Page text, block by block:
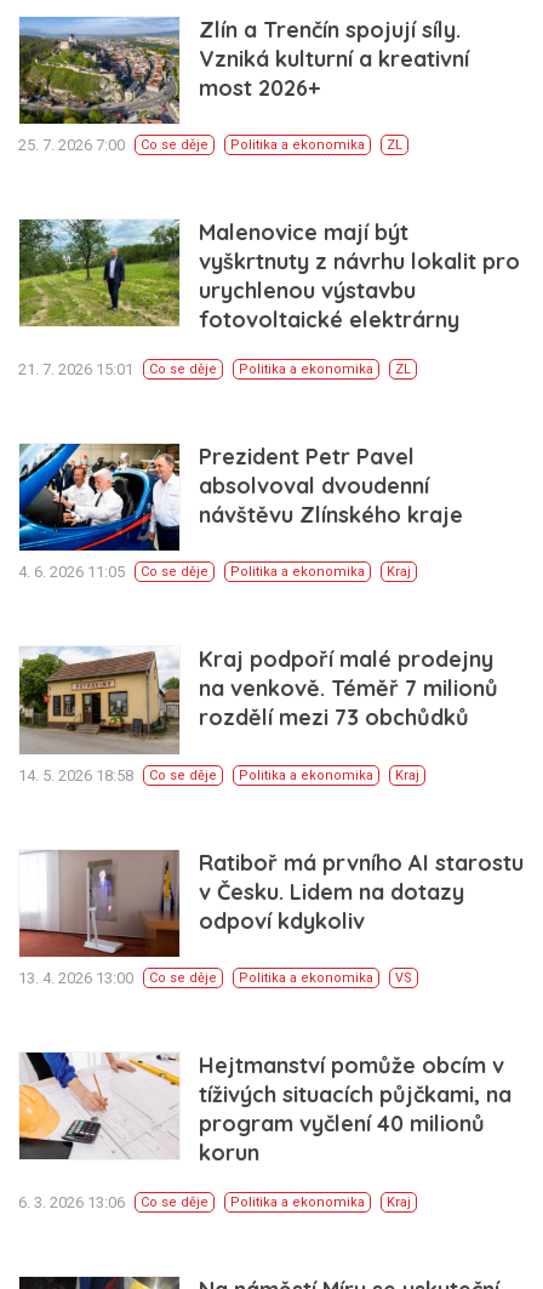
Zlín a Trenčín spojují síly.
Vzniká kulturní a kreativní
most 2026+
25. 7. 2026 7:00 Co se děje Politika a ekonomika ZL
Malenovice mají být
vyškrtnuty z návrhu lokalit pro
urychlenou výstavbu
fotovoltaické elektrárny
21. 7. 2026 15:01 Co se děje Politika a ekonomika ZL
Prezident Petr Pavel
absolvoval dvoudenní
návštěvu Zlínského kraje
4. 6. 2026 11:05 Co se děje Politika a ekonomika Kraj
Kraj podpoří malé prodejny
na venkově. Téměř 7 milionů
rozdělí mezi 73 obchůdků
14. 5. 2026 18:58 Co se děje Politika a ekonomika Kraj
Ratiboř má prvního AI starostu
v Česku. Lidem na dotazy
odpoví kdykoliv
13. 4. 2026 13:00 Co se děje Politika a ekonomika VS
Hejtmanství pomůže obcím v
tíživých situacích půjčkami, na
program vyčlení 40 milionů
korun
6. 3. 2026 13:06 Co se děje Politika a ekonomika Kraj